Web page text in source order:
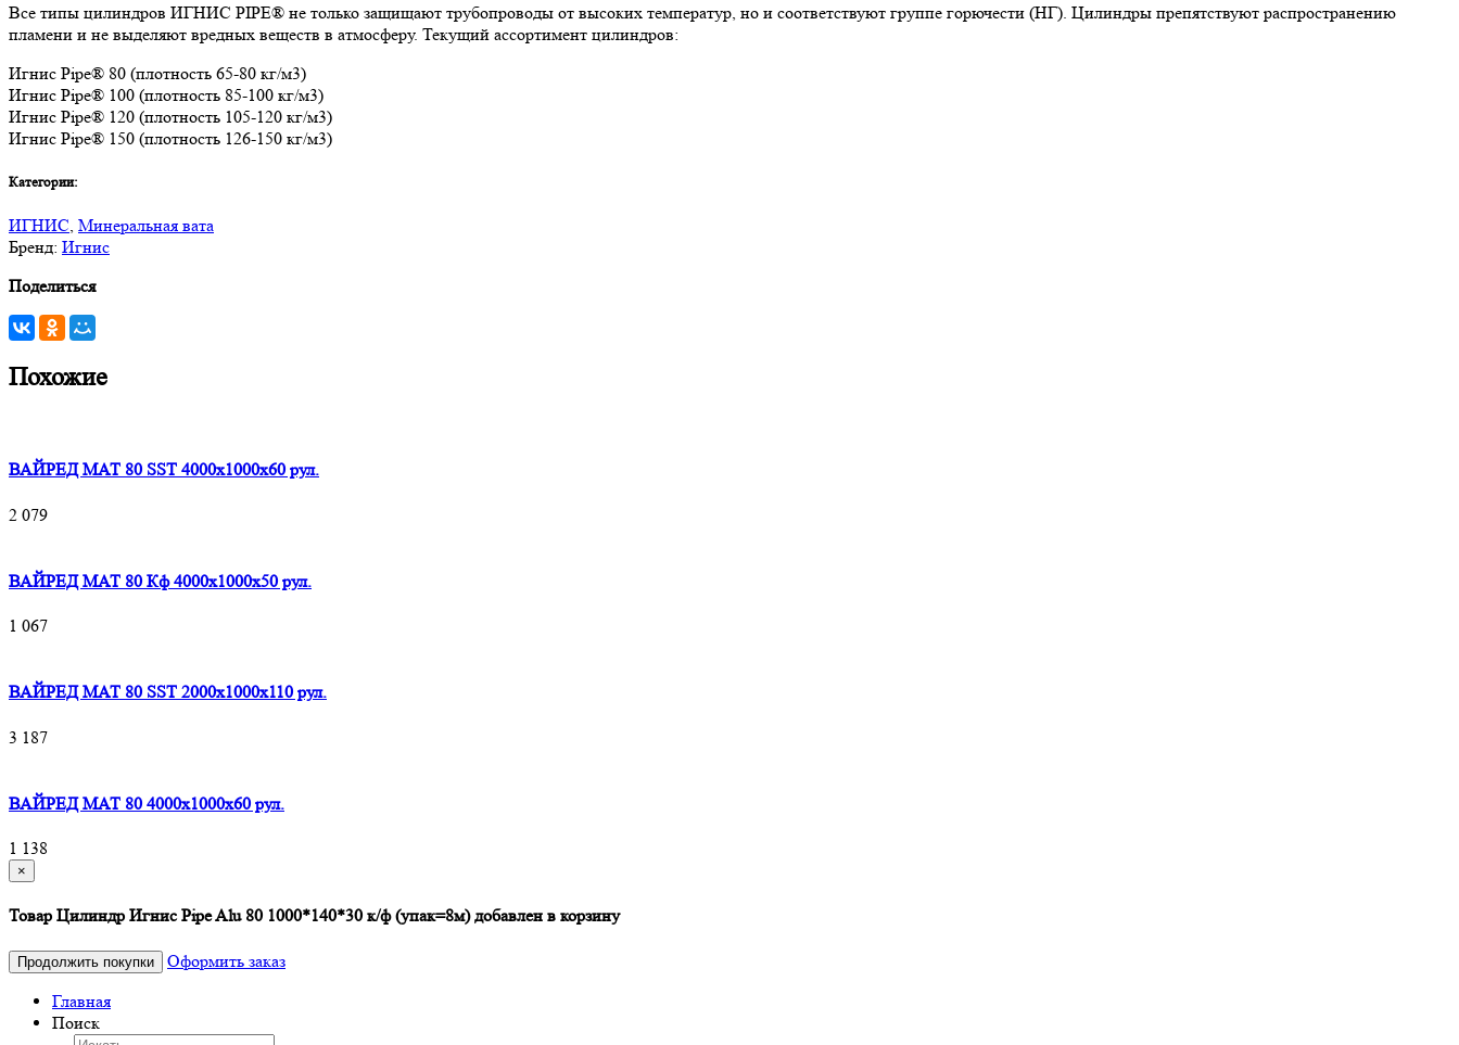
Все типы цилиндров ИГНИС PIPE® не только защищают трубопроводы от высоких температур, но и соответствуют группе горючести (НГ). Цилиндры препятствуют распространению
пламени и не выделяют вредных веществ в атмосферу. Текущий ассортимент цилиндров:
Игнис Pipe® 80 (плотность 65-80 кг/м3)
Игнис Pipe® 100 (плотность 85-100 кг/м3)
Игнис Pipe® 120 (плотность 105-120 кг/м3)
Игнис Pipe® 150 (плотность 126-150 кг/м3)
Категории:
ИГНИС, Минеральная вата
Бренд: Игнис
Поделиться
Похожие
ВАЙРЕД МАТ 80 SST 4000x1000x60 рул.
2 079
ВАЙРЕД МАТ 80 Кф 4000x1000x50 рул.
1 067
ВАЙРЕД МАТ 80 SST 2000x1000x110 рул.
3 187
ВАЙРЕД МАТ 80 4000x1000x60 рул.
1 138
×
Товар Цилиндр Игнис Pipe Alu 80 1000*140*30 к/ф (упак=8м) добавлен в корзину
Продолжить покупки
Оформить заказ
Главная
Поиск